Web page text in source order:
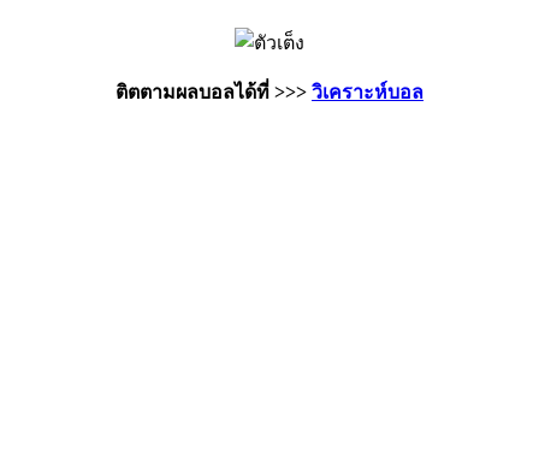
ติตตามผลบอลได้ที่ >>> วิเคราะห์บอล